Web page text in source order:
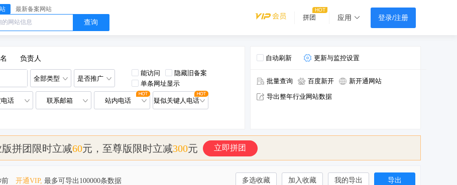
最新备案网站
查询
拼团 应用 登录/注册
负责人
全部类型 是否推广
能访问
隐藏旧备案
单条网址显示
话 联系邮箱 站内电话 疑似关键人电话
自动刷新 更新与监控设置
批量查询 百度新开 新开通网站
导出整年行业网站数据
拼团限时立减60元，至尊版限时立减300元 立即拼团
前 开通VIP, 最多可导出100000条数据 多选收藏 加入收藏 我的导出 导出